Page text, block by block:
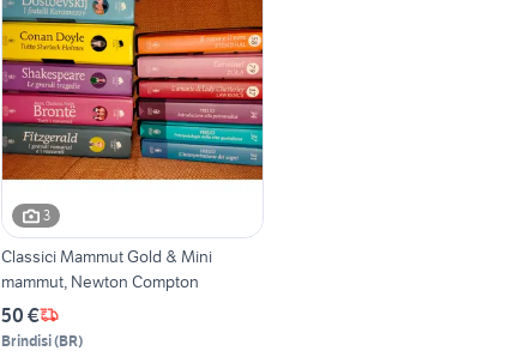
3
Classici Mammut Gold & Mini
mammut, Newton Compton
50 €
Brindisi(BR)